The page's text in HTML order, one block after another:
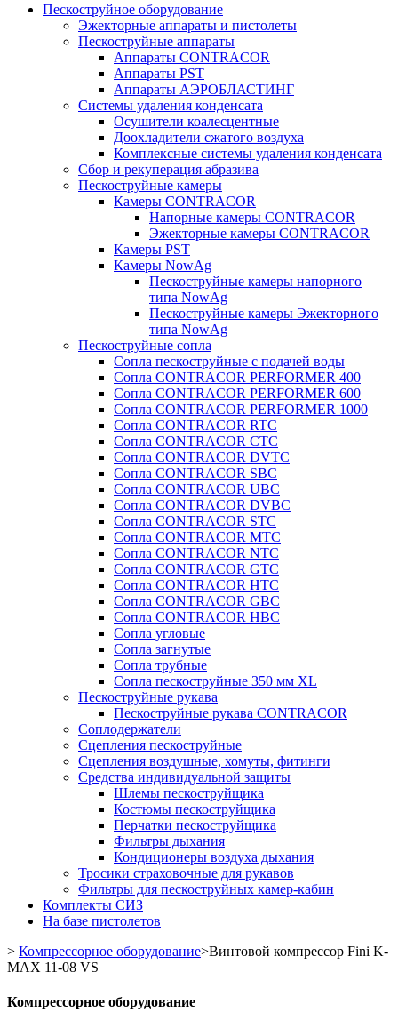
Пескоструйное оборудование
Эжекторные аппараты и пистолеты
Пескоструйные аппараты
Аппараты CONTRACOR
Аппараты PST
Аппараты АЭРОБЛАСТИНГ
Системы удаления конденсата
Осушители коалесцентные
Доохладители сжатого воздуха
Комплексные системы удаления конденсата
Сбор и рекуперация абразива
Пескоструйные камеры
Камеры CONTRACOR
Напорные камеры CONTRACOR
Эжекторные камеры CONTRACOR
Камеры PST
Камеры NowAg
Пескоструйные камеры напорного
типа NowAg
Пескоструйные камеры Эжекторного
типа NowAg
Пескоструйные сопла
Сопла пескоструйные с подачей воды
Сопла CONTRACOR PERFORMER 400
Сопла CONTRACOR PERFORMER 600
Сопла CONTRACOR PERFORMER 1000
Сопла CONTRACOR RTC
Сопла CONTRACOR CTC
Сопла CONTRACOR DVTC
Сопла CONTRACOR SBC
Сопла CONTRACOR UBC
Сопла CONTRACOR DVBC
Сопла CONTRACOR STC
Сопла CONTRACOR MTC
Сопла CONTRACOR NTC
Сопла CONTRACOR GTC
Сопла CONTRACOR HTC
Сопла CONTRACOR GBC
Сопла CONTRACOR HBC
Сопла угловые
Сопла загнутые
Сопла трубные
Сопла пескоструйные 350 мм XL
Пескоструйные рукава
Пескоструйные рукава CONTRACOR
Соплодержатели
Сцепления пескоструйные
Сцепления воздушные, хомуты, фитинги
Средства индивидуальной защиты
Шлемы пескоструйщика
Костюмы пескоструйщика
Перчатки пескоструйщика
Фильтры дыхания
Кондиционеры воздуха дыхания
Тросики страховочные для рукавов
Фильтры для пескоструйных камер-кабин
Комплекты СИЗ
На базе пистолетов
> Компрессорное оборудование>Винтовой компрессор Fini K-
MAX 11-08 VS
Компрессорное оборудование